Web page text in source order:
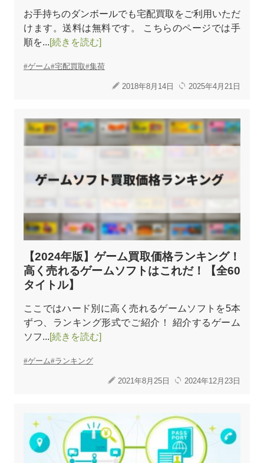
お手持ちのダンボールでも宅配買取をご利用いただ
けます。送料は無料です。 こちらのページでは手
順を...[続きを読む]
ゲーム 宅配買取 集荷
2018年8月14日 2025年4月21日
【2024年版】ゲーム買取価格ランキング！
高く売れるゲームソフトはこれだ！【全60
タイトル】
ここではハード別に高く売れるゲームソフトを5本
ずつ、ランキング形式でご紹介！ 紹介するゲーム
ソフ...[続きを読む]
ゲーム ランキング
2021年8月25日 2024年12月23日